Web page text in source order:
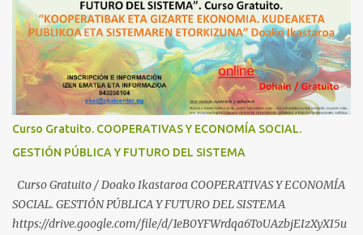
Industrial https://www.youtube.com/shorts/dGKjgqEvRHk
¿Conoces los nuevos canales de BABESTU? Si quieres hacer algo, o
compartir ideas, para proteger a los niños y adolescentes vascos
frente a abusos y manipulaciones: BABESTUren kanal berriak
ezagutzen dituzu? Euskal haurrak eta nerabeak abusu eta
manipulazioetatik babesteko zerbait egin nahi baduzu, edo ideiak
partekatu nahi badituzu: Telegram :
https://whatsapp.com/channel/0029VbBW56k0LKZJWzQyoE1T
SÍGUENOS EN YOUTUBE: https://www.youtube.com/@ekaicenter?
sub_confirmation=1
Curso Gratuito. COOPERATIVAS Y ECONOMÍA SOCIAL.
GESTIÓN PÚBLICA Y FUTURO DEL SISTEMA
Curso Gratuito / Doako Ikastaroa COOPERATIVAS Y ECONOMÍA
SOCIAL. GESTIÓN PÚBLICA Y FUTURO DEL SISTEMA
https://drive.google.com/file/d/1eB0YFWrdqa6ToUAzbjEIzXyXI5u